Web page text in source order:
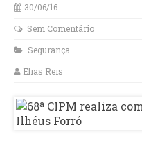
30/06/16
Sem Comentário
Segurança
Elias Reis